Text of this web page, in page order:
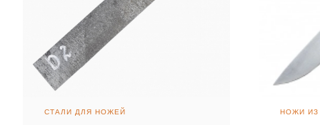
СТАЛИ ДЛЯ НОЖЕЙ НОЖИ ИЗ